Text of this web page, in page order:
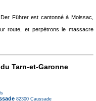
Führer est cantonné à Moissac,
route, et perpétrons le massacre
Tarn-et-Garonne
82300 Caussade